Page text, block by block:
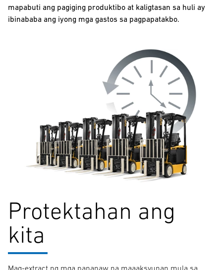
mapabuti ang pagiging produktibo at kaligtasan sa huli ay
ibinababa ang iyong mga gastos sa pagpapatakbo.
Protektahan ang
kita
Mag-extract ng mga pananaw na maaaksyunan mula sa